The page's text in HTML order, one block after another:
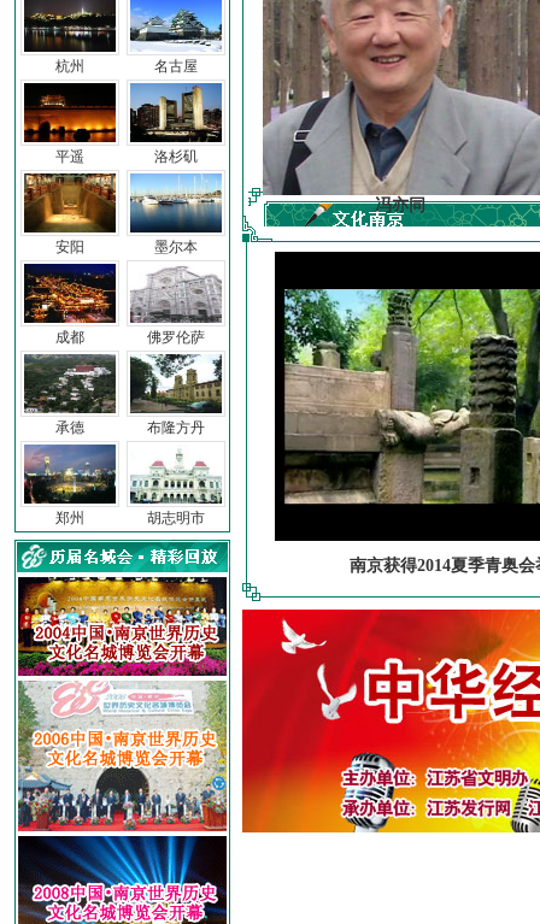
杭州
平遥
安阳
成都
承德
郑州
名古屋
洛杉矶
墨尔本
佛罗伦萨
布隆方丹
胡志明市
车前子 冯亦同
南京获得2014夏季青奥会